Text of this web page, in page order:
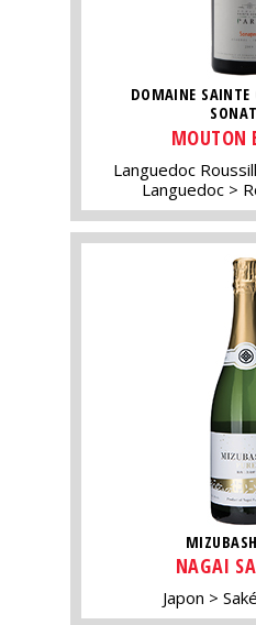
DOMAINE SAINTE
MOUTON
Languedoc
Languedoc
NAGAI
Japon